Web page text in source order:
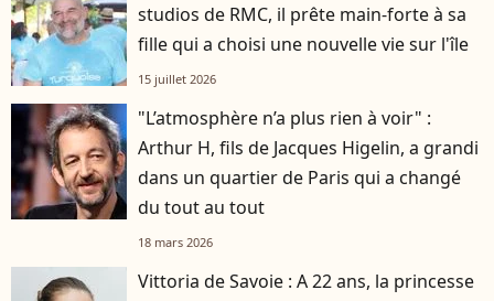
studios de RMC, il prête main-forte à sa
fille qui a choisi une nouvelle vie sur l'île
15 juillet 2026
"L’atmosphère n’a plus rien à voir" :
Arthur H, fils de Jacques Higelin, a grandi
dans un quartier de Paris qui a changé
du tout au tout
18 mars 2026
Vittoria de Savoie : A 22 ans, la princesse